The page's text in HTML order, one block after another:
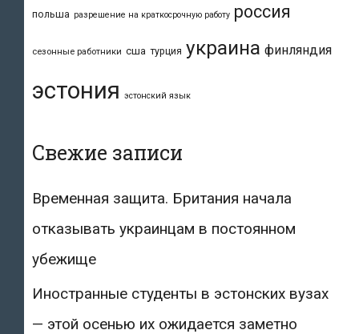
польша разрешение на краткосрочную работу россия
сезонные работники сша турция украина финляндия
эстония эстонский язык
Свежие записи
Временная защита. Британия начала
отказывать украинцам в постоянном
убежище
Иностранные студенты в эстонских вузах
— этой осенью их ожидается заметно